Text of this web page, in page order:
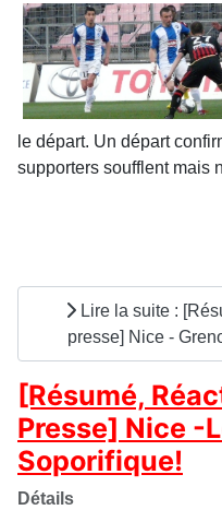
le départ. Un départ
supporters soufflent mais
Lire la suite :
presse] Nice -
[Résumé,
Presse] Nice -
Soporifique!
Détails